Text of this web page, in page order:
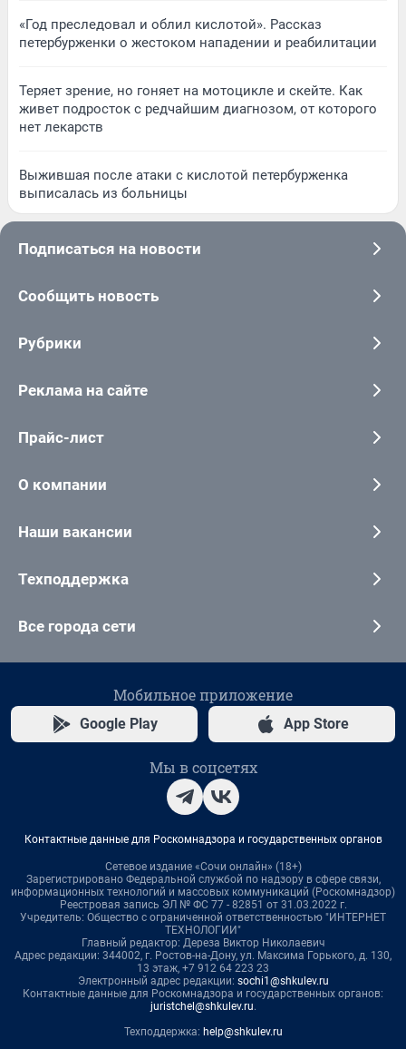
«Год преследовал и облил кислотой». Рассказ
петербурженки о жестоком нападении и реабилитации
Теряет зрение, но гоняет на мотоцикле и скейте. Как
живет подросток с редчайшим диагнозом, от которого
нет лекарств
Выжившая после атаки с кислотой петербурженка
выписалась из больницы
Подписаться на новости
Сообщить новость
Рубрики
Реклама на сайте
Прайс-лист
О компании
Наши вакансии
Техподдержка
Все города сети
Мобильное приложение
Google Play App Store
Мы в соцсетях
Контактные данные для Роскомнадзора и государственных органов
Сетевое издание «Сочи онлайн» (18+)
Зарегистрировано Федеральной службой по надзору в сфере связи,
информационных технологий и массовых коммуникаций (Роскомнадзор)
Реестровая запись ЭЛ № ФС 77 - 82851 от 31.03.2022 г.
Учредитель: Общество с ограниченной ответственностью "ИНТЕРНЕТ
ТЕХНОЛОГИИ"
Главный редактор: Дереза Виктор Николаевич
Адрес редакции: 344002, г. Ростов-на-Дону, ул. Максима Горького, д. 130,
13 этаж, +7 912 64 223 23
Электронный адрес редакции: sochi1@shkulev.ru
Контактные данные для Роскомнадзора и государственных органов:
juristchel@shkulev.ru.
Техподдержка: help@shkulev.ru